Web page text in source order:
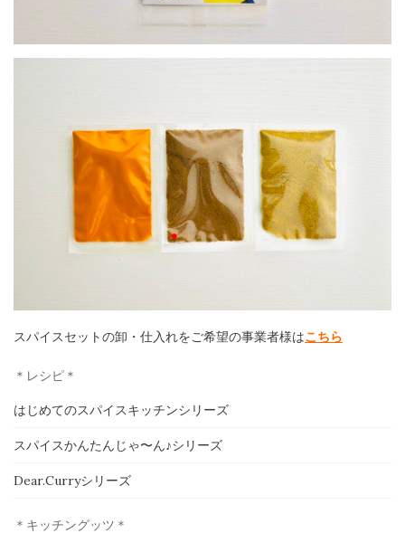
スパイスセットの卸・仕入れをご希望の事業者様はこちら
＊レシピ＊
はじめてのスパイスキッチンシリーズ
スパイスかんたんじゃ〜ん♪シリーズ
Dear.Curryシリーズ
＊キッチングッツ＊